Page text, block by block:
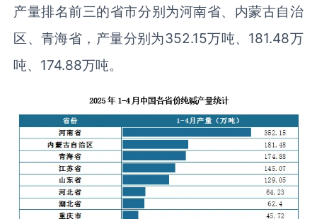
产量排名前三的省市分别为河南省、内蒙古自治
区、青海省，产量分别为352.15万吨、181.48万
吨、174.88万吨。